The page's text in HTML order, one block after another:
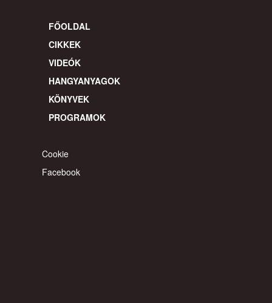
FŐOLDAL
CIKKEK
VIDEÓK
HANGYANYAGOK
KÖNYVEK
PROGRAMOK
Cookie
Facebook